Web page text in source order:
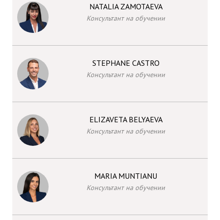
NATALIA ZAMOTAEVA
Консультант на обучении
STEPHANE CASTRO
Консультант на обучении
ELIZAVETA BELYAEVA
Консультант на обучении
MARIA MUNTIANU
Консультант на обучении